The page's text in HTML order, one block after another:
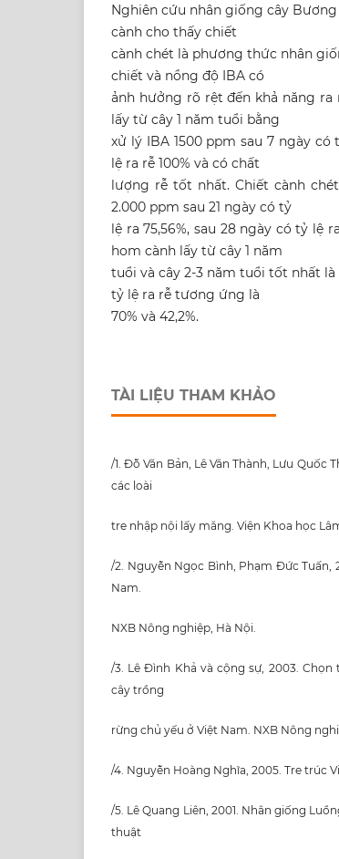
Nghiên cứu nhân giống cây
cành cho thấy chiết
cành chét là phương thức nhân
chiết và nồng độ IBA có
ảnh hưởng rõ rệt đến khả năng ra
lấy từ cây 1 năm tuổi bằng
xử lý IBA 1500 ppm sau 7 ngày có
lệ ra rễ 100% và có chất
lượng rễ tốt nhất. Chiết cành
2.000 ppm sau 21 ngày có tỷ
lệ ra 75,56%, sau 28 ngày có tỷ lệ
hom cành lấy từ cây 1 năm
tuổi và cây 2-3 năm tuổi tốt nhất
tỷ lệ ra rễ tương ứng là
70% và 42,2%.
TÀI LIỆU THAM KHẢO
/1. Đỗ Văn Bản, Lê Văn Thành, Lưu
các loài
tre nhập nội lấy măng. Viện Khoa học
/2. Nguyễn Ngọc Bình, Phạm Đức Tuấn,
Nam.
NXB Nông nghiệp, Hà Nội.
/3. Lê Đình Khả và cộng sự, 2003.
cây trồng
rừng chủ yếu ở Việt Nam. NXB Nông
/4. Nguyễn Hoàng Nghĩa, 2005. Tre trúc
/5. Lê Quang Liên, 2001. Nhân giống
thuật